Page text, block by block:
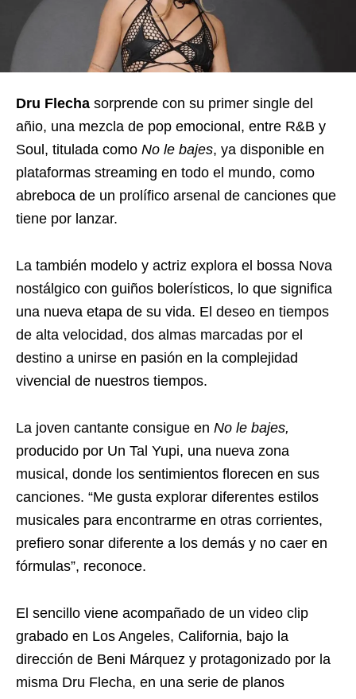
Dru Flecha sorprende con su primer single del
añio, una mezcla de pop emocional, entre R&B y
Soul, titulada como No le bajes, ya disponible en
plataformas streaming en todo el mundo, como
abreboca de un prolífico arsenal de canciones que
tiene por lanzar.
La también modelo y actriz explora el bossa Nova
nostálgico con guiños bolerísticos, lo que significa
una nueva etapa de su vida. El deseo en tiempos
de alta velocidad, dos almas marcadas por el
destino a unirse en pasión en la complejidad
vivencial de nuestros tiempos.
La joven cantante consigue en No le bajes,
producido por Un Tal Yupi, una nueva zona
musical, donde los sentimientos florecen en sus
canciones. “Me gusta explorar diferentes estilos
musicales para encontrarme en otras corrientes,
prefiero sonar diferente a los demás y no caer en
fórmulas”, reconoce.
El sencillo viene acompañado de un video clip
grabado en Los Angeles, California, bajo la
dirección de Beni Márquez y protagonizado por la
misma Dru Flecha, en una serie de planos